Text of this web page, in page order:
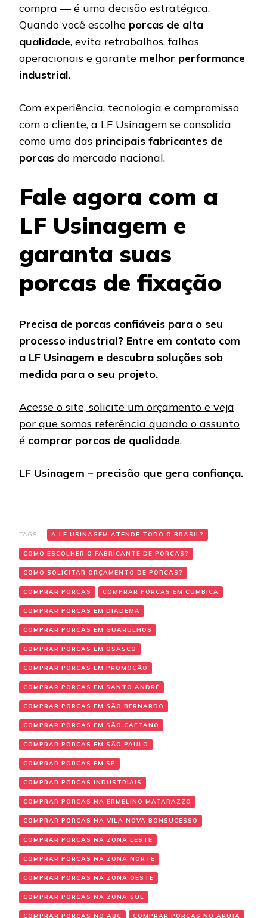
compra — é uma decisão estratégica.
Quando você escolhe porcas de alta
qualidade, evita retrabalhos, falhas
operacionais e garante melhor performance
industrial.
Com experiência, tecnologia e compromisso
com o cliente, a LF Usinagem se consolida
como uma das principais fabricantes de
porcas do mercado nacional.
Fale agora com a
LF Usinagem e
garanta suas
porcas de fixação
Precisa de porcas confiáveis para o seu
processo industrial? Entre em contato com
a LF Usinagem e descubra soluções sob
medida para o seu projeto.
Acesse o site, solicite um orçamento e veja
por que somos referência quando o assunto
é comprar porcas de qualidade.
LF Usinagem – precisão que gera confiança.
TAGS: A LF USINAGEM ATENDE TODO O BRASIL?
COMO ESCOLHER O FABRICANTE DE PORCAS?
COMO SOLICITAR ORÇAMENTO DE PORCAS?
COMPRAR PORCAS COMPRAR PORCAS EM CUMBICA
COMPRAR PORCAS EM DIADEMA
COMPRAR PORCAS EM GUARULHOS
COMPRAR PORCAS EM OSASCO
COMPRAR PORCAS EM PROMOÇÃO
COMPRAR PORCAS EM SANTO ANDRÉ
COMPRAR PORCAS EM SÃO BERNARDO
COMPRAR PORCAS EM SÃO CAETANO
COMPRAR PORCAS EM SÃO PAULO
COMPRAR PORCAS EM SP
COMPRAR PORCAS INDUSTRIAIS
COMPRAR PORCAS NA ERMELINO MATARAZZO
COMPRAR PORCAS NA VILA NOVA BONSUCESSO
COMPRAR PORCAS NA ZONA LESTE
COMPRAR PORCAS NA ZONA NORTE
COMPRAR PORCAS NA ZONA OESTE
COMPRAR PORCAS NA ZONA SUL
COMPRAR PORCAS NO ABC COMPRAR PORCAS NO ARUJÁ